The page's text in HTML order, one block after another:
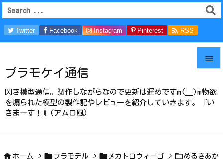
プラモケイ通信
閃き模型通信。製作しながらなので更新は遅めですm(__)m物欲
を煽られた模型の製作記やレビューを紹介していきます。『い
きまーす！』(アムロ風)

メニュ


Twitter Facebook Instagram Pinterest  RSS
 ホーム >  プラモデル >  メカトロウィーゴ >  めるきあか